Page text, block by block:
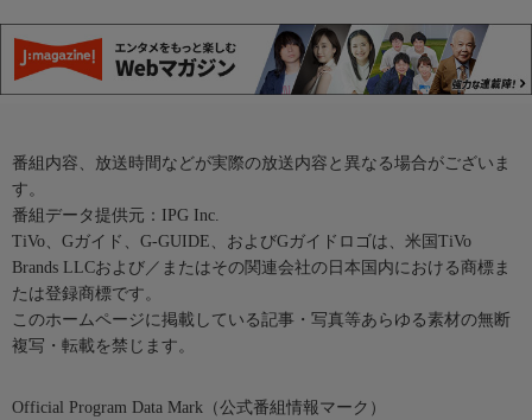
番組内容、放送時間などが実際の放送内容と異なる場合がございま
す。
番組データ提供元：IPG Inc.
TiVo、Gガイド、G-GUIDE、およびGガイドロゴは、米国TiVo
Brands LLCおよび／またはその関連会社の日本国内における商標ま
たは登録商標です。
このホームページに掲載している記事・写真等あらゆる素材の無断
複写・転載を禁じます。
Official Program Data Mark（公式番組情報マーク）